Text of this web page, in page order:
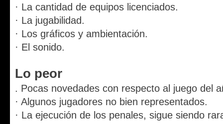
· La cantidad de equipos licenciados.
· La jugabilidad.
· Los gráficos y ambientación.
· El sonido.
Lo peor
. Pocas novedades con respecto al juego del
· Algunos jugadores no bien representados.
· La ejecución de los penales, sigue siendo